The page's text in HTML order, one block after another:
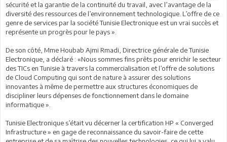
sécurité et la garantie de la continuité du travail, avec l’avantage de la
diversité des ressources de l’environnement technologique. L’offre de ce
genre de services par la société Tunisie Electronique est un vrai succès et
représente un progrès pour le pays ».
De son côté, Mme Houbab Ajmi Rmadi, Directrice générale de Tunisie
Electronique, a déclaré : «Nous sommes fins prêts pour enrichir le secteur
des TICs en Tunisie à travers la commercialisation et l’offre de solutions
de Cloud Computing qui sont de nature à assurer des solutions
innovantes à même de permettre aux structures économiques de
discipliner leurs dépenses de fonctionnement dans le domaine
informatique ».
Tunisie Electronique s’était vu décerner la certification HP « Converged
Infrastructure » en gage de reconnaissance du savoir-faire de cette